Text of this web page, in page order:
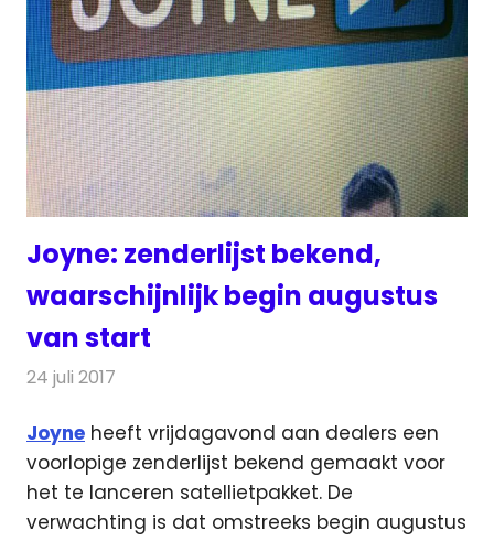
Joyne: zenderlijst bekend,
waarschijnlijk begin augustus
van start
24 juli 2017
Joyne heeft vrijdagavond aan dealers een
voorlopige zenderlijst bekend gemaakt voor
het te lanceren satellietpakket. De
verwachting is dat omstreeks begin augustus